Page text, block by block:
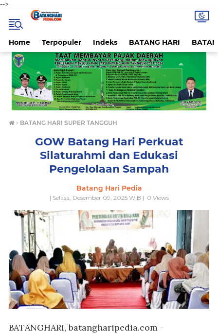
-->
Home Terpopuler Indeks BATANG HARI
› BATANG HARI SUPER TANGGUH
GOW Batang Hari Perkuat
Silaturahmi dan Edukasi
Pengelolaan Sampah
Batang Hari Pedia
| Selasa, Desember 09, 2025 WIB | 0 Views
BATANGHARI, batangharipedia.com -